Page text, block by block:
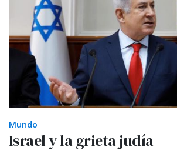
Mundo
Israel y la grieta judía